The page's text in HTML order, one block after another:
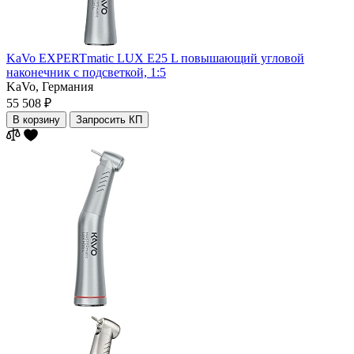
KaVo EXPERTmatic LUX E25 L повышающий угловой
наконечник с подсветкой, 1:5
KaVo, Германия
55 508 ₽
В корзину Запросить КП